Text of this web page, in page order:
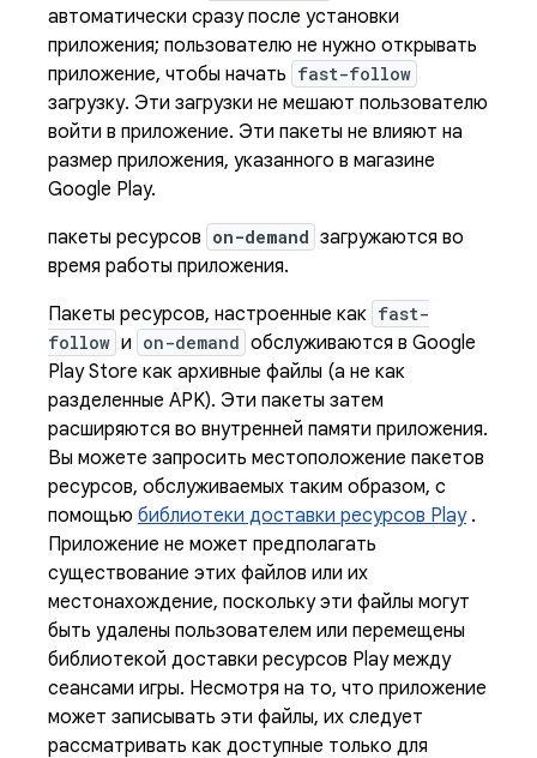
автоматически сразу после установки
приложения; пользователю не нужно открывать
приложение, чтобы начать fast-follow
загрузку. Эти загрузки не мешают пользователю
войти в приложение. Эти пакеты не влияют на
размер приложения, указанного в магазине
Google Play.
пакеты ресурсов on-demand загружаются во
время работы приложения.
Пакеты ресурсов, настроенные как fast-
follow и on-demand обслуживаются в Google
Play Store как архивные файлы (а не как
разделенные APK). Эти пакеты затем
расширяются во внутренней памяти приложения.
Вы можете запросить местоположение пакетов
ресурсов, обслуживаемых таким образом, с
помощью библиотеки доставки ресурсов Play.
Приложение не может предполагать
существование этих файлов или их
местонахождение, поскольку эти файлы могут
быть удалены пользователем или перемещены
библиотекой доставки ресурсов Play между
сеансами игры. Несмотря на то, что приложение
может записывать эти файлы, их следует
рассматривать как доступные только для